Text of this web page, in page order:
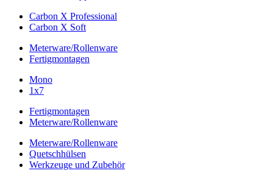
Carbon X Professional
Carbon X Soft
Meterware/Rollenware
Fertigmontagen
Mono
1x7
Fertigmontagen
Meterware/Rollenware
Meterware/Rollenware
Quetschhülsen
Werkzeuge und Zubehör